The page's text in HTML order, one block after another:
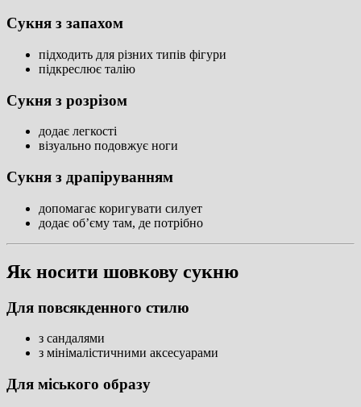
Сукня з запахом
підходить для різних типів фігури
підкреслює талію
Сукня з розрізом
додає легкості
візуально подовжує ноги
Сукня з драпіруванням
допомагає коригувати силует
додає об’єму там, де потрібно
Як носити шовкову сукню
Для повсякденного стилю
з сандалями
з мінімалістичними аксесуарами
Для міського образу